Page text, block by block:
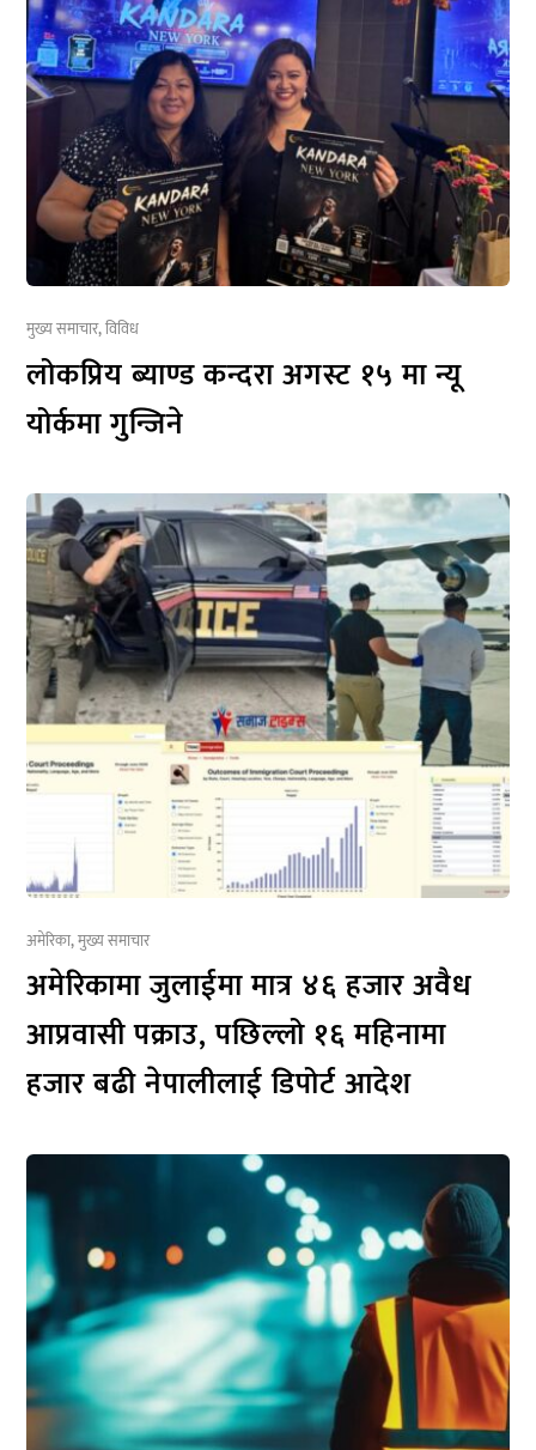
मुख्य समाचार,विविध
लोकप्रिय ब्याण्ड कन्दरा अगस्ट १५ मा न्यू
योर्कमा गुन्जिने
अमेरिका,मुख्य समाचार
अमेरिकामा जुलाईमा मात्र ४६ हजार अवैध
आप्रवासी पक्राउ, पछिल्लो १६ महिनामा
हजार बढी नेपालीलाई डिपोर्ट आदेश